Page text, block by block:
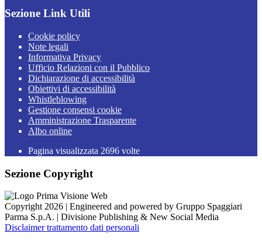
Sezione Link Utili
Cookie policy
Note legali
Informativa Privacy
Ufficio Relazioni con il Pubblico
Dichiarazione di accessibilità
Obiettivi di accessibilità
Whistleblowing
Gestione consensi cookie
Amministrazione Trasparente
Albo online
Pagina visualizzata 2696 volte
Sezione Copyright
Copyright 2026 | Engineered and powered by Gruppo Spaggiari
Parma S.p.A. | Divisione Publishing & New Social Media
Disclaimer trattamento dati personali